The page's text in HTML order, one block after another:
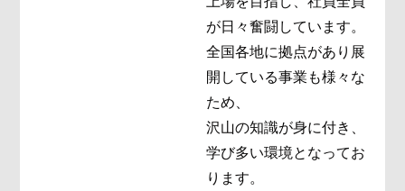
が日々奮闘しています。
全国各地に拠点があり展
開している事業も様々な
ため、
沢山の知識が身に付き、
学び多い環境となってお
ります。